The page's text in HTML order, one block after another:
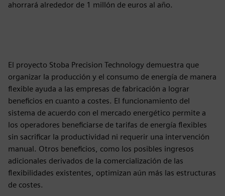
ahorrará alrededor de 1 millón de euros al año.
El proyecto Stoba Precision Technology demuestra que
organizar la producción y el consumo de energía de manera
flexible ayuda a las empresas de fabricación a lograr
beneficios en cuanto a costes. El funcionamiento del
sistema de acuerdo con el mercado energético permite a
los operadores beneficiarse de tarifas de energía flexibles
sin sacrificar la productividad ni requerir una intervención
manual. Otros beneficios, como los posibles ingresos
adicionales derivados de la comercialización de las
flexibilidades existentes, optimizan aún más las estructuras
de costes.